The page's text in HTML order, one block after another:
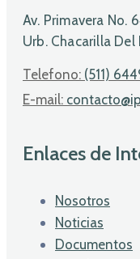
Av. Primavera No.
Urb. Chacarilla
Telefono: (511)
E-mail:
Enlaces de
Nosotros
Noticias
Documentos